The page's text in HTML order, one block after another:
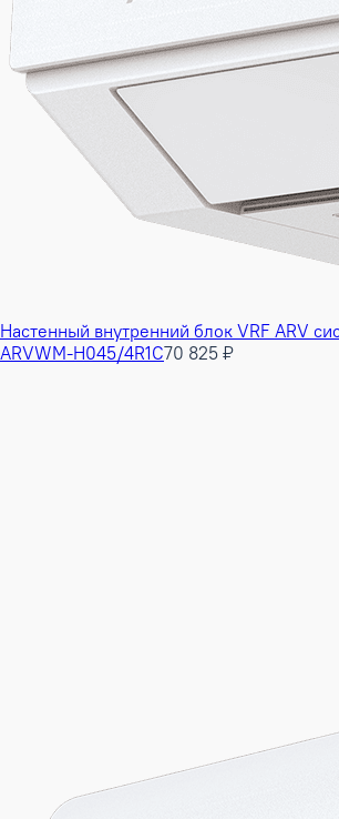
Настенный внутренний блок VRF ARV
ARVWM-H045/4R1C70 825 ₽